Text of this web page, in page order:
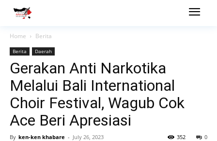
Home Berita
Berita Daerah
Gerakan Anti Narkotika
Melalui Bali International
Choir Festival, Wagub Cok
Ace Beri Apresiasi
By ken-ken khabare - July 26, 2023 0
352